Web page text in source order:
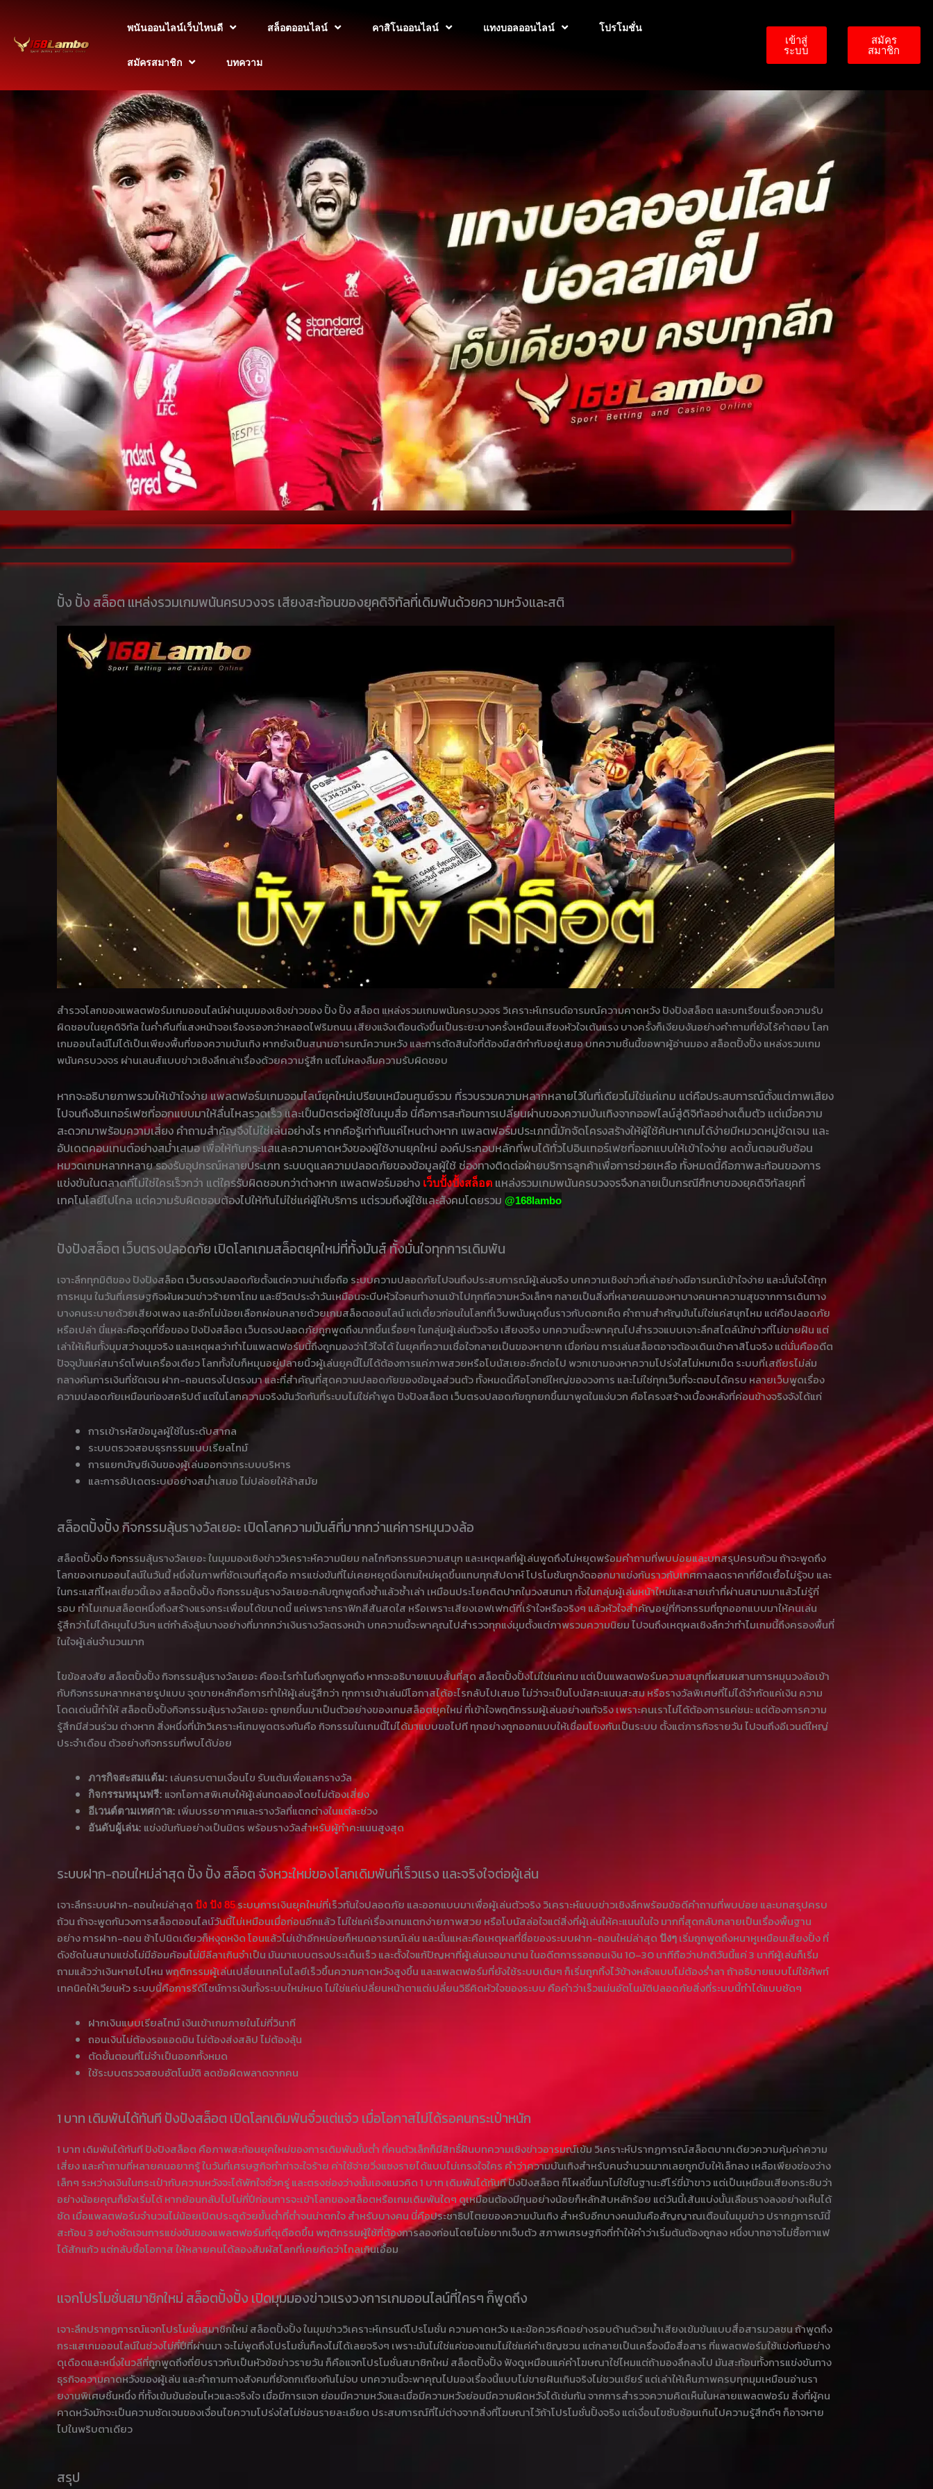
content
พนันออนไลน์เว็บไหนดี สล็อตออนไลน์ คาสิโนออนไลน์ แทงบอลออนไลน์ โปรโมชั่น
สมัครสมาชิก บทความ
เข้าสู่
ระบบ
สมัคร
สมาชิก
ปั้ง ปั้ง สล็อต แหล่งรวมเกมพนันครบวงจร เสียงสะท้อนของยุคดิจิทัลที่เดิมพันด้วยความหวังและสติ
สำรวจโลกของแพลตฟอร์มเกมออนไลน์ผ่านมุมมองเชิงข่าวของ ปั้ง ปั้ง สล็อต แหล่งรวมเกมพนันครบวงจร วิเคราะห์เทรนด์อารมณ์ความคาดหวัง ปังปังสล็อต และบทเรียนเรื่องความรับ
ผิดชอบในยุคดิจิทัล ในค่ำคืนที่แสงหน้าจอเรืองรองกว่าหลอดไฟริมถนน เสียงแจ้งเตือนดังขึ้นเป็นระยะบางครั้งเหมือนเสียงหัวใจเต้นแรง บางครั้งก็เงียบงันอย่างคำถามที่ยังไร้คำตอบ โลก
เกมออนไลน์ไม่ได้เป็นเพียงพื้นที่ของความบันเทิง หากยังเป็นสนามอารมณ์ความหวัง และการตัดสินใจที่ต้องมีสติกำกับอยู่เสมอ บทความชิ้นนี้ขอพาผู้อ่านมอง สล็อตปั้งปั้ง แหล่งรวมเกม
พนันครบวงจร ผ่านเลนส์แบบข่าวเชิงลึกเล่าเรื่องด้วยความรู้สึก แต่ไม่หลงลืมความรับผิดชอบ
หากจะอธิบายภาพรวมให้เข้าใจง่าย แพลตฟอร์มเกมออนไลน์ยุคใหม่เปรียบเหมือนศูนย์รวม ที่รวบรวมความหลากหลายไว้ในที่เดียวไม่ใช่แค่เกม แต่คือประสบการณ์ตั้งแต่ภาพเสียง
ไปจนถึงอินเทอร์เฟซที่ออกแบบมาให้ลื่นไหลรวดเร็ว และเป็นมิตรต่อผู้ใช้ในมุมสื่อ นี่คือการสะท้อนการเปลี่ยนผ่านของความบันเทิงจากออฟไลน์สู่ดิจิทัลอย่างเต็มตัว แต่เมื่อความ
สะดวกมาพร้อมความเสี่ยง คำถามสำคัญจึงไม่ใช่เล่นอย่างไร หากคือรู้เท่าทันแค่ไหนต่างหาก แพลตฟอร์มประเภทนี้มักจัดโครงสร้างให้ผู้ใช้ค้นหาเกมได้ง่ายมีหมวดหมู่ชัดเจน และ
อัปเดตคอนเทนต์อย่างสม่ำเสมอ เพื่อให้ทันกระแสและความคาดหวังของผู้ใช้งานยุคใหม่ องค์ประกอบหลักที่พบได้ทั่วไปอินเทอร์เฟซที่ออกแบบให้เข้าใจง่าย ลดขั้นตอนซับซ้อน
หมวดเกมหลากหลาย รองรับอุปกรณ์หลายประเภท ระบบดูแลความปลอดภัยของข้อมูลผู้ใช้ ช่องทางติดต่อฝ่ายบริการลูกค้าเพื่อการช่วยเหลือ ทั้งหมดนี้คือภาพสะท้อนของการ
แข่งขันในตลาดที่ไม่ใช่ใครเร็วกว่า แต่ใครรับผิดชอบกว่าต่างหาก แพลตฟอร์มอย่าง เว็บปั้งปั้งสล็อต แหล่งรวมเกมพนันครบวงจรจึงกลายเป็นกรณีศึกษาของยุคดิจิทัลยุคที่
เทคโนโลยีไปไกล แต่ความรับผิดชอบต้องไปให้ทันไม่ใช่แค่ผู้ให้บริการ แต่รวมถึงผู้ใช้และสังคมโดยรวม @168lambo
ปังปังสล็อต เว็บตรงปลอดภัย เปิดโลกเกมสล็อตยุคใหม่ที่ทั้งมันส์ ทั้งมั่นใจทุกการเดิมพัน
เจาะลึกทุกมิติของ ปังปังสล็อต เว็บตรงปลอดภัยตั้งแต่ความน่าเชื่อถือ ระบบความปลอดภัยไปจนถึงประสบการณ์ผู้เล่นจริง บทความเชิงข่าวที่เล่าอย่างมีอารมณ์เข้าใจง่าย และมั่นใจได้ทุก
การหมุน ในวันที่เศรษฐกิจผันผวนข่าวร้ายถาโถม และชีวิตประจำวันเหมือนจะบีบหัวใจคนทำงานเข้าไปทุกทีความหวังเล็กๆ กลายเป็นสิ่งที่หลายคนมองหาบางคนหาความสุขจากการเดินทาง
บางคนระบายด้วยเสียงเพลง และอีกไม่น้อยเลือกผ่อนคลายด้วยเกมสล็อตออนไลน์ แต่เดี๋ยวก่อนในโลกที่เว็บพนันผุดขึ้นราวกับดอกเห็ด คำถามสำคัญมันไม่ใช่แค่สนุกไหม แต่คือปลอดภัย
หรือเปล่า นี่แหละคือจุดที่ชื่อของ ปังปังสล็อต เว็บตรงปลอดภัยถูกพูดถึงมากขึ้นเรื่อยๆ ในกลุ่มผู้เล่นตัวจริง เสียงจริง บทความนี้จะพาคุณไปสำรวจแบบเจาะลึกสไตล์นักข่าวที่ไม่ขายฝัน แต่
เล่าให้เห็นทั้งมุมสว่างมุมจริง และเหตุผลว่าทำไมแพลตฟอร์มนี้ถึงถูกมองว่าไว้ใจได้ ในยุคที่ความเชื่อใจกลายเป็นของหายาก เมื่อก่อน การเล่นสล็อตอาจต้องเดินเข้าคาสิโนจริง แต่นั่นคืออดีต
ปัจจุบันแค่สมาร์ตโฟนเครื่องเดียว โลกทั้งใบก็หมุนอยู่ปลายนิ้วผู้เล่นยุคนี้ไม่ได้ต้องการแค่ภาพสวยหรือโบนัสเยอะอีกต่อไป พวกเขามองหาความโปร่งใสไม่หมกเม็ด ระบบที่เสถียรไม่ล่ม
กลางคันการเงินที่ชัดเจน ฝาก-ถอนตรงไปตรงมา และที่สำคัญที่สุดความปลอดภัยของข้อมูลส่วนตัว ทั้งหมดนี้คือโจทย์ใหญ่ของวงการ และไม่ใช่ทุกเว็บที่จะตอบได้ครบ หลายเว็บพูดเรื่อง
ความปลอดภัยเหมือนท่องสคริปต์ แต่ในโลกความจริงมันวัดกันที่ระบบไม่ใช่คำพูด ปังปังสล็อต เว็บตรงปลอดภัยถูกยกขึ้นมาพูดในแง่บวก คือโครงสร้างเบื้องหลังที่ค่อนข้างจริงจังได้แก่
การเข้ารหัสข้อมูลผู้ใช้ในระดับสากล
ระบบตรวจสอบธุรกรรมแบบเรียลไทม์
การแยกบัญชีเงินของผู้เล่นออกจากระบบบริหาร
และการอัปเดตระบบอย่างสม่ำเสมอ ไม่ปล่อยให้ล้าสมัย
สล็อตปั้งปั้ง กิจกรรมลุ้นรางวัลเยอะ เปิดโลกความมันส์ที่มากกว่าแค่การหมุนวงล้อ
สล็อตปั้งปั้ง กิจกรรมลุ้นรางวัลเยอะ ในมุมมองเชิงข่าววิเคราะห์ความนิยม กลไกกิจกรรมความสนุก และเหตุผลที่ผู้เล่นพูดถึงไม่หยุดพร้อมคำถามที่พบบ่อยและบทสรุปครบถ้วน ถ้าจะพูดถึง
โลกของเกมออนไลน์ในวันนี้ หนึ่งในภาพที่ชัดเจนที่สุดคือ การแข่งขันที่ไม่เคยหยุดนิ่งเกมใหม่ผุดขึ้นแทบทุกสัปดาห์ โปรโมชันถูกงัดออกมาแข่งกันราวกับเทศกาลลดราคาที่ยืดเยื้อไม่รู้จบ และ
ในกระแสที่ไหลเชี่ยวนี้เอง สล็อตปั้งปั้ง กิจกรรมลุ้นรางวัลเยอะกลับถูกพูดถึงซ้ำแล้วซ้ำเล่า เหมือนประโยคติดปากในวงสนทนา ทั้งในกลุ่มผู้เล่นหน้าใหม่และสายเก๋าที่ผ่านสนามมาแล้วไม่รู้กี่
รอบ ทำไมเกมสล็อตหนึ่งถึงสร้างแรงกระเพื่อมได้ขนาดนี้ แค่เพราะกราฟิกสีสันสดใส หรือเพราะเสียงเอฟเฟกต์ที่เร้าใจหรือจริงๆ แล้วหัวใจสำคัญอยู่ที่กิจกรรมที่ถูกออกแบบมาให้คนเล่น
รู้สึกว่าไม่ได้หมุนไปวันๆ แต่กำลังลุ้นบางอย่างที่มากกว่าเงินรางวัลตรงหน้า บทความนี้จะพาคุณไปสำรวจทุกแง่มุมตั้งแต่ภาพรวมความนิยม ไปจนถึงเหตุผลเชิงลึกว่าทำไมเกมนี้ถึงครองพื้นที่
ในใจผู้เล่นจำนวนมาก
ไขข้อสงสัย สล็อตปั้งปั้ง กิจกรรมลุ้นรางวัลเยอะ คืออะไรทำไมถึงถูกพูดถึง หากจะอธิบายแบบสั้นที่สุด สล็อตปั้งปั้งไม่ใช่แค่เกม แต่เป็นแพลตฟอร์มความสนุกที่ผสมผสานการหมุนวงล้อเข้า
กับกิจกรรมหลากหลายรูปแบบ จุดขายหลักคือการทำให้ผู้เล่นรู้สึกว่า ทุกการเข้าเล่นมีโอกาสได้อะไรกลับไปเสมอ ไม่ว่าจะเป็นโบนัสคะแนนสะสม หรือรางวัลพิเศษที่ไม่ได้จำกัดแค่เงิน ความ
โดดเด่นนี้ทำให้ สล็อตปั้งปั้งกิจกรรมลุ้นรางวัลเยอะ ถูกยกขึ้นมาเป็นตัวอย่างของเกมสล็อตยุคใหม่ ที่เข้าใจพฤติกรรมผู้เล่นอย่างแท้จริง เพราะคนเราไม่ได้ต้องการแค่ชนะ แต่ต้องการความ
รู้สึกมีส่วนร่วม ต่างหาก สิ่งหนึ่งที่นักวิเคราะห์เกมพูดตรงกันคือ กิจกรรมในเกมนี้ไม่ได้มาแบบขอไปที ทุกอย่างถูกออกแบบให้เชื่อมโยงกันเป็นระบบ ตั้งแต่ภารกิจรายวัน ไปจนถึงอีเวนต์ใหญ่
ประจำเดือน ตัวอย่างกิจกรรมที่พบได้บ่อย
ภารกิจสะสมแต้ม: เล่นครบตามเงื่อนไข รับแต้มเพื่อแลกรางวัล
กิจกรรมหมุนฟรี: แจกโอกาสพิเศษให้ผู้เล่นทดลองโดยไม่ต้องเสี่ยง
อีเวนต์ตามเทศกาล: เพิ่มบรรยากาศและรางวัลที่แตกต่างในแต่ละช่วง
อันดับผู้เล่น: แข่งขันกันอย่างเป็นมิตร พร้อมรางวัลสำหรับผู้ทำคะแนนสูงสุด
ระบบฝาก-ถอนใหม่ล่าสุด ปั้ง ปั้ง สล็อต จังหวะใหม่ของโลกเดิมพันที่เร็วแรง และจริงใจต่อผู้เล่น
เจาะลึกระบบฝาก-ถอนใหม่ล่าสุด ปัง ปัง 85ระบบการเงินยุคใหม่ที่เร็วทันใจปลอดภัย และออกแบบมาเพื่อผู้เล่นตัวจริง วิเคราะห์แบบข่าวเชิงลึกพร้อมข้อดีคำถามที่พบบ่อย และบทสรุปครบ
ถ้วน ถ้าจะพูดกันวงการสล็อตออนไลน์วันนี้ไม่เหมือนเมื่อก่อนอีกแล้ว ไม่ใช่แค่เรื่องเกมแตกง่ายภาพสวย หรือโบนัสล่อใจแต่สิ่งที่ผู้เล่นให้คะแนนในใจ มากที่สุดกลับกลายเป็นเรื่องพื้นฐาน
อย่าง การฝาก-ถอน ช้าไปนิดเดียวก็หงุดหงิด โอนแล้วไม่เข้าอีกหน่อยก็หมดอารมณ์เล่น และนั่นแหละคือเหตุผลที่ชื่อของระบบฝาก-ถอนใหม่ล่าสุด ปังๆ เริ่มถูกพูดถึงหนาหูเหมือนเสียงปั้ง ที่
ดังชัดในสนามแข่งไม่มีอ้อมค้อมไม่มีลีลาเกินจำเป็น มันมาแบบตรงประเด็นเร็ว และตั้งใจแก้ปัญหาที่ผู้เล่นเจอมานาน ในอดีตการรอถอนเงิน 10–30 นาทีถือว่าปกติวันนี้แค่ 3 นาทีผู้เล่นก็เริ่ม
ถามแล้วว่าเงินหายไปไหน พฤติกรรมผู้เล่นเปลี่ยนเทคโนโลยีเร็วขึ้นความคาดหวังสูงขึ้น และแพลตฟอร์มที่ยังใช้ระบบเดิมๆ ก็เริ่มถูกทิ้งไว้ข้างหลังแบบไม่ต้องร่ำลา ถ้าอธิบายแบบไม่ใช้ศัพท์
เทคนิคให้เวียนหัว ระบบนี้คือการรีดีไซน์การเงินทั้งระบบใหม่หมด ไม่ใช่แค่เปลี่ยนหน้าตาแต่เปลี่ยนวิธีคิดหัวใจของระบบ คือคำว่าเร็วแม่นอัตโนมัติปลอดภัยสิ่งที่ระบบนี้ทำได้แบบชัดๆ
ฝากเงินแบบเรียลไทม์ เงินเข้าเกมภายในไม่กี่วินาที
ถอนเงินไม่ต้องรอแอดมิน ไม่ต้องส่งสลิป ไม่ต้องลุ้น
ตัดขั้นตอนที่ไม่จำเป็นออกทั้งหมด
ใช้ระบบตรวจสอบอัตโนมัติ ลดข้อผิดพลาดจากคน
1 บาท เดิมพันได้ทันที ปังปังสล็อต เปิดโลกเดิมพันจิ๋วแต่แจ๋ว เมื่อโอกาสไม่ได้รอคนกระเป๋าหนัก
1 บาท เดิมพันได้ทันที ปังปังสล็อต คือภาพสะท้อนยุคใหม่ของการเดิมพันขั้นต่ำ ที่คนตัวเล็กก็มีสิทธิ์ฝันบทความเชิงข่าวอารมณ์เข้ม วิเคราะห์ปรากฏการณ์สล็อตบาทเดียวความคุ้มค่าความ
เสี่ยง และคำถามที่หลายคนอยากรู้ ในวันที่เศรษฐกิจทำท่าจะใจร้าย ค่าใช้จ่ายวิ่งแซงรายได้แบบไม่เกรงใจใคร คำว่าความบันเทิงสำหรับคนจำนวนมากเลยถูกบีบให้เล็กลง เหลือเพียงช่องว่าง
เล็กๆ ระหว่างเงินในกระเป๋ากับความหวังจะได้พักใจชั่วครู่ และตรงช่องว่างนั้นเองแนวคิด 1 บาท เดิมพันได้ทันที ปังปังสล็อต ก็โผล่ขึ้นมาไม่ใช่ในฐานะฮีโร่ขี่ม้าขาว แต่เป็นเหมือนเสียงกระซิบว่า
อย่างน้อยคุณก็ยังเริ่มได้ หากย้อนกลับไปไม่กี่ปีก่อนการจะเข้าโลกของสล็อตหรือเกมเดิมพันใดๆ ดูเหมือนต้องมีทุนอย่างน้อยก็หลักสิบหลักร้อย แต่วันนี้เส้นแบ่งนั้นเลือนรางลงอย่างเห็นได้
ชัด เมื่อแพลตฟอร์มจำนวนไม่น้อยเปิดประตูด้วยขั้นต่ำที่ต่ำจนน่าตกใจ สำหรับบางคน นี่คือประชาธิปไตยของความบันเทิง สำหรับอีกบางคนมันคือสัญญาณเตือนในมุมข่าว ปรากฏการณ์นี้
สะท้อน 3 อย่างชัดเจนการแข่งขันของแพลตฟอร์มที่ดุเดือดขึ้น พฤติกรรมผู้ใช้ที่ต้องการลองก่อนโดยไม่อยากเจ็บตัว สภาพเศรษฐกิจที่ทำให้คำว่าเริ่มต้นต้องถูกลง หนึ่งบาทอาจไม่ซื้อกาแฟ
ได้สักแก้ว แต่กลับซื้อโอกาส ให้หลายคนได้ลองสัมผัสโลกที่เคยคิดว่าไกลเกินเอื้อม
แจกโปรโมชั่นสมาชิกใหม่ สล็อตปั้งปั้ง เปิดมุมมองข่าวแรงวงการเกมออนไลน์ที่ใครๆ ก็พูดถึง
เจาะลึกปรากฏการณ์แจกโปรโมชั่นสมาชิกใหม่ สล็อตปั้งปั้ง ในมุมข่าววิเคราะห์เทรนด์โปรโมชั่น ความคาดหวัง และข้อควรคิดอย่างรอบด้านด้วยน้ำเสียงเข้มข้นแบบสื่อสารมวลชน ถ้าพูดถึง
กระแสเกมออนไลน์ในช่วงไม่กี่ปีที่ผ่านมา จะไม่พูดถึงโปรโมชั่นก็คงไม่ได้เลยจริงๆ เพราะมันไม่ใช่แค่ของแถมไม่ใช่แค่คำเชิญชวน แต่กลายเป็นเครื่องมือสื่อสาร ที่แพลตฟอร์มใช้แข่งกันอย่าง
ดุเดือดและหนึ่งในวลีที่ถูกพูดถึงถี่ยิบราวกับเป็นหัวข้อข่าวรายวัน ก็คือแจกโปรโมชั่นสมาชิกใหม่ สล็อตปั้งปั้ง ฟังดูเหมือนแค่คำโฆษณาใช่ไหมแต่ถ้ามองลึกลงไป มันสะท้อนทั้งการแข่งขันทาง
ธุรกิจความคาดหวังของผู้เล่น และคำถามทางสังคมที่ยังถกเถียงกันไม่จบ บทความนี้จะพาคุณไปมองเรื่องนี้แบบไม่ขายฝันเกินจริงไม่ชวนเชียร์ แต่เล่าให้เห็นภาพครบทุกมุมเหมือนอ่านรา
ยงานพิเศษชิ้นหนึ่ง ที่ทั้งเข้มข้นอ่อนไหวและจริงใจ เมื่อมีการแจก ย่อมมีความหวังและเมื่อมีความหวังย่อมมีความผิดหวังได้เช่นกัน จากการสำรวจความคิดเห็นในหลายแพลตฟอร์ม สิ่งที่ผู้คน
คาดหวังมักจะเป็นความชัดเจนของเงื่อนไขความโปร่งใสไม่ซ่อนรายละเอียด ประสบการณ์ที่ไม่ต่างจากสิ่งที่โฆษณาไว้ถ้าโปรโมชั่นปั้งจริง แต่เงื่อนไขซับซ้อนเกินไปความรู้สึกดีๆ ก็อาจหาย
ไปในพริบตาเดียว
สรุป